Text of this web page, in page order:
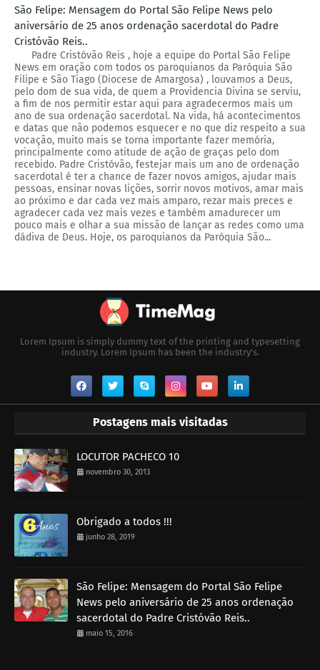
São Felipe: Mensagem do Portal São Felipe News pelo
aniversário de 25 anos ordenação sacerdotal do Padre
Cristóvão Reis..
Padre Cristóvão Reis , hoje a equipe do Portal São Felipe
News em oração com todos os paroquianos da Paróquia São
Filipe e São Tiago (Diocese de Amargosa) , louvamos a Deus,
pelo dom de sua vida, de quem a Providencia Divina se serviu,
a fim de nos permitir estar aqui para agradecermos mais um
ano de sua ordenação sacerdotal. Na vida, há acontecimentos
e datas que não podemos esquecer e no que diz respeito a sua
vocação, muito mais se torna importante fazer memória,
principalmente como atitude de ação de graças pelo dom
recebido. Padre Cristóvão, festejar mais um ano de ordenação
sacerdotal é ter a chance de fazer novos amigos, ajudar mais
pessoas, ensinar novas lições, sorrir novos motivos, amar mais
ao próximo e dar cada vez mais amparo, rezar mais preces e
agradecer cada vez mais vezes e também amadurecer um
pouco mais e olhar a sua missão de lançar as redes como uma
dádiva de Deus. Hoje, os paroquianos da Paróquia São...
Lorem Ipsum is simply dummy text of the printing and typesetting
industry. Lorem Ipsum has been the industry's.
Postagens mais visitadas
LOCUTOR PACHECO 10
novembro 30, 2013
Obrigado a todos !!!
junho 28, 2019
São Felipe: Mensagem do Portal São Felipe
News pelo aniversário de 25 anos ordenação
sacerdotal do Padre Cristóvão Reis..
maio 15, 2016